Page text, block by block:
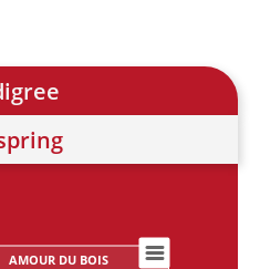
AMOUR DU BOIS